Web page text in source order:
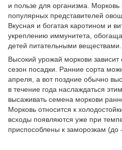
и пользе для организма.
популярных представителей
Вкусная и богатая каротином и
укреплению иммунитета,
детей питательными веществами.
Высокий урожай моркови зависит
сезон посадки. Ранние сорта
апреля, а вот поздние обычно
в течение года наслаждаться
высаживать семена моркови
Морковь относится к
всходы появляются уже при
приспособлены к заморозкам (до